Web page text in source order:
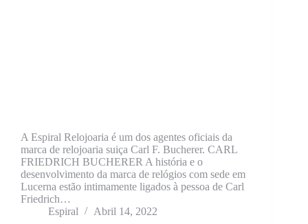
A Espiral Relojoaria é um dos agentes oficiais da
marca de relojoaria suiça Carl F. Bucherer. CARL
FRIEDRICH BUCHERER A história e o
desenvolvimento da marca de relógios com sede em
Lucerna estão intimamente ligados à pessoa de Carl
Friedrich…
Espiral
Abril 14, 2022